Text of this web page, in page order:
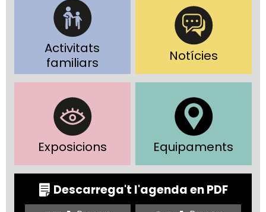
Activitats
familiars
Notícies
Exposicions Equipaments
Descarrega't l'agenda en PDF